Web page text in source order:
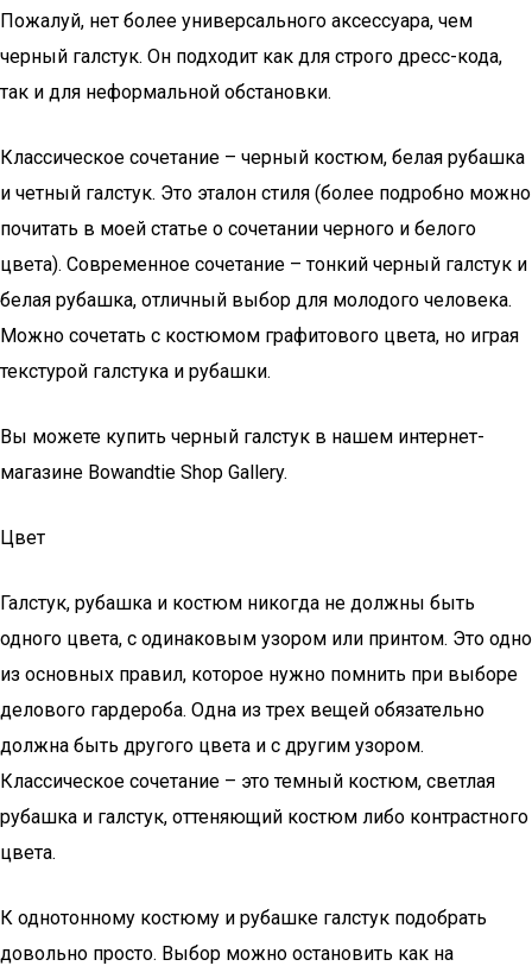
Пожалуй, нет более универсального аксессуара, чем
черный галстук. Он подходит как для строго дресс-кода,
так и для неформальной обстановки.
Классическое сочетание – черный костюм, белая рубашка
и четный галстук. Это эталон стиля (более подробно можно
почитать в моей статье о сочетании черного и белого
цвета). Современное сочетание – тонкий черный галстук и
белая рубашка, отличный выбор для молодого человека.
Можно сочетать с костюмом графитового цвета, но играя
текстурой галстука и рубашки.
Вы можете купить черный галстук в нашем интернет-
магазине Bowandtie Shop Gallery.
Цвет
Галстук, рубашка и костюм никогда не должны быть
одного цвета, с одинаковым узором или принтом. Это одно
из основных правил, которое нужно помнить при выборе
делового гардероба. Одна из трех вещей обязательно
должна быть другого цвета и с другим узором.
Классическое сочетание – это темный костюм, светлая
рубашка и галстук, оттеняющий костюм либо контрастного
цвета.
К однотонному костюму и рубашке галстук подобрать
довольно просто. Выбор можно остановить как на